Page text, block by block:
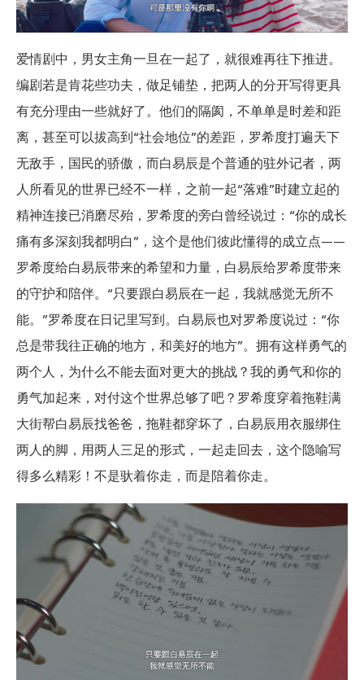
爱情剧中，男女主角一旦在一起了，就很难再往下推进。
编剧若是肯花些功夫，做足铺垫，把两人的分开写得更具
有充分理由一些就好了。他们的隔阂，不单单是时差和距
离，甚至可以拔高到“社会地位”的差距，罗希度打遍天下
无敌手，国民的骄傲，而白易辰是个普通的驻外记者，两
人所看见的世界已经不一样，之前一起“落难”时建立起的
精神连接已消磨尽殆，罗希度的旁白曾经说过：“你的成长
痛有多深刻我都明白”，这个是他们彼此懂得的成立点——
罗希度给白易辰带来的希望和力量，白易辰给罗希度带来
的守护和陪伴。“只要跟白易辰在一起，我就感觉无所不
能。”罗希度在日记里写到。白易辰也对罗希度说过：“你
总是带我往正确的地方，和美好的地方”。拥有这样勇气的
两个人，为什么不能去面对更大的挑战？我的勇气和你的
勇气加起来，对付这个世界总够了吧？罗希度穿着拖鞋满
大街帮白易辰找爸爸，拖鞋都穿坏了，白易辰用衣服绑住
两人的脚，用两人三足的形式，一起走回去，这个隐喻写
得多么精彩！不是驮着你走，而是陪着你走。